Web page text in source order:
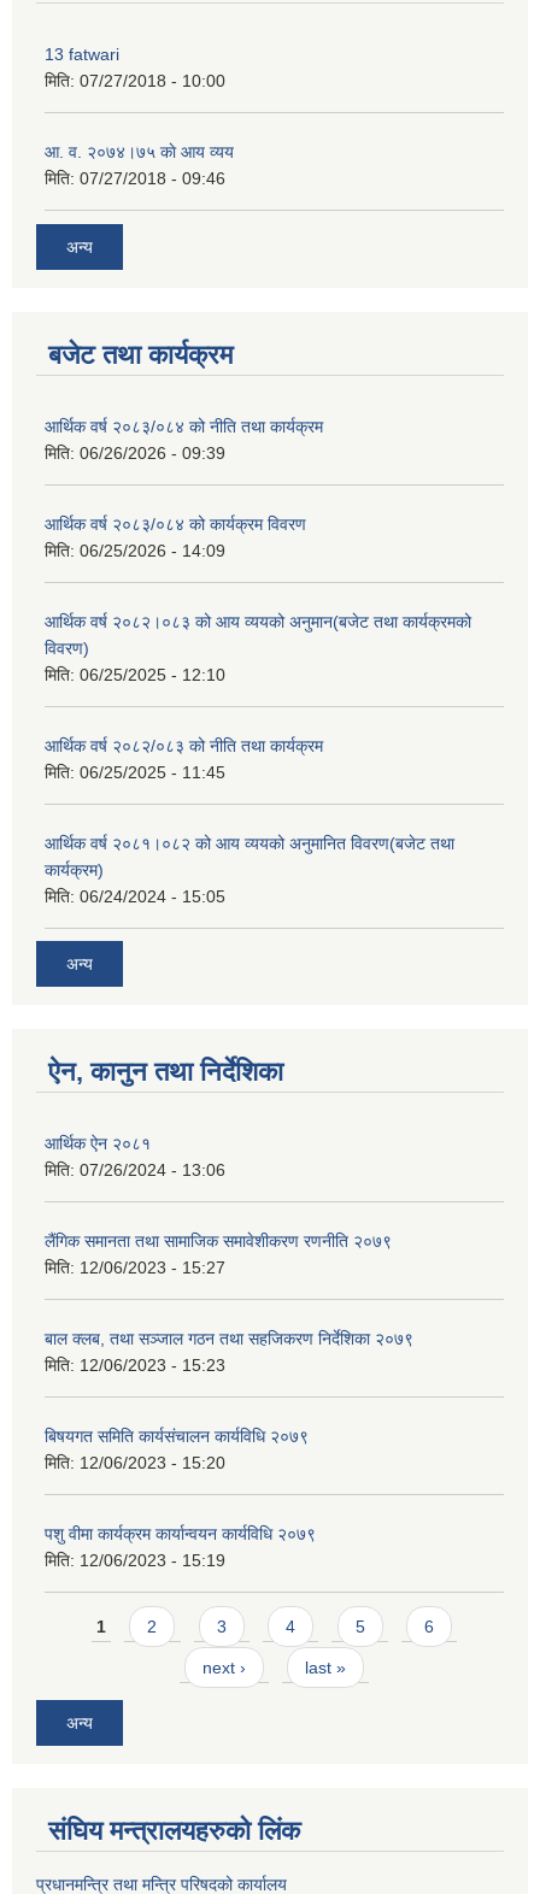
13 fatwari
मिति: 07/27/2018 - 10:00
आ‍. व. २०७४।७५ काे आय व्यय
मिति: 07/27/2018 - 09:46
अन्य
बजेट तथा कार्यक्रम
आर्थिक वर्ष २०८३/०८४ को नीति तथा कार्यक्रम
मिति: 06/26/2026 - 09:39
आर्थिक वर्ष २०८३/०८४ को कार्यक्रम विवरण
मिति: 06/25/2026 - 14:09
आर्थिक वर्ष २०८२।०८३ को आय व्ययको अनुमान(बजेट तथा कार्यक्रमको
विवरण)
मिति: 06/25/2025 - 12:10
आर्थिक वर्ष २०८२/०८३ को नीति तथा कार्यक्रम
मिति: 06/25/2025 - 11:45
आर्थिक वर्ष २०८१।०८२ को आय व्ययको अनुमानित विवरण(बजेट तथा
कार्यक्रम)
मिति: 06/24/2024 - 15:05
अन्य
ऐन, कानुन तथा निर्देशिका
आर्थिक ऐन २०८१
मिति: 07/26/2024 - 13:06
लैंगिक समानता तथा सामाजिक समावेशीकरण रणनीति २०७९
मिति: 12/06/2023 - 15:27
बाल क्लब, तथा सञ्जाल गठन तथा सहजिकरण निर्देशिका २०७९
मिति: 12/06/2023 - 15:23
बिषयगत समिति कार्यसंचालन कार्यविधि २०७९
मिति: 12/06/2023 - 15:20
पशु वीमा कार्यक्रम कार्यान्वयन कार्यविधि २०७९
मिति: 12/06/2023 - 15:19
Pages
1 2 3 4 5 6
next › last »
अन्य
संघिय मन्त्र‍ालयहरुको लिंक
प्रधानमन्त्रि तथा मन्त्रि परिषदको कार्यालय